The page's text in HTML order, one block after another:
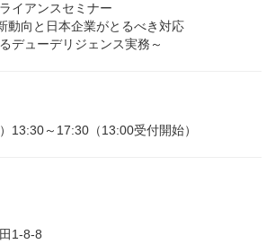
イアンスセミナー
動向と日本企業がとるべき対応
デューデリジェンス実務～
13:30～17:30（13:00受付開始）
1-8-8